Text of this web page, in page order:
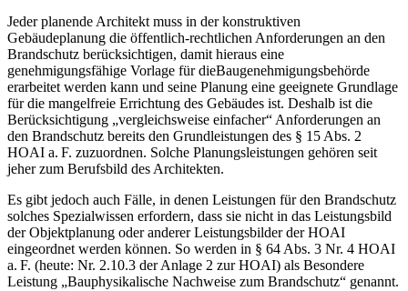
Jeder planende Architekt muss in der konstruktiven
Gebäudeplanung die öffentlich-rechtlichen Anforderungen an den
Brandschutz ­berücksichtigen, damit hieraus eine
genehmigungsfähige Vorlage für dieBaugenehmigungsbehörde
erarbeitet werden kann und seine ­Planung eine geeignete Grundlage
für die mangelfreie Errichtung des Gebäudes ist. Deshalb ist die
Berücksichtigung „vergleichsweise einfacher“ Anforderungen an
den Brandschutz bereits den Grundleistungen des § 15 Abs. 2
HOAI a. F. zuzuordnen. Solche Planungsleistungen gehören seit
jeher zum Berufsbild des Architekten.
Es gibt jedoch auch Fälle, in denen Leistungen für den Brandschutz
solches Spezialwissen erfordern, dass sie nicht in das Leistungsbild
der Objektplanung oder anderer Leistungsbilder der HOAI
eingeordnet werden können. So werden in § 64 Abs. 3 Nr. 4 HOAI
a. F. (heute: Nr. 2.10.3 der Anlage 2 zur HOAI) als Besondere
Leistung „Bauphysikalische Nachweise zum Brandschutz“ genannt.